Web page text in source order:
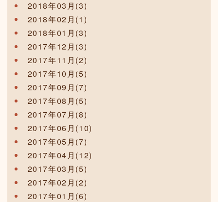
2018年03月(3)
2018年02月(1)
2018年01月(3)
2017年12月(3)
2017年11月(2)
2017年10月(5)
2017年09月(7)
2017年08月(5)
2017年07月(8)
2017年06月(10)
2017年05月(7)
2017年04月(12)
2017年03月(5)
2017年02月(2)
2017年01月(6)